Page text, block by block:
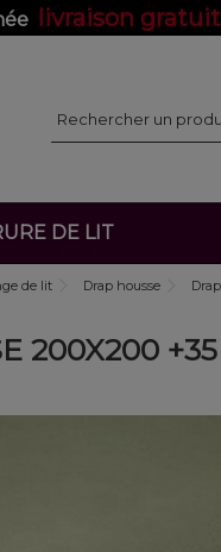
livraison
DE LIT
de lit Drap housse
200X200